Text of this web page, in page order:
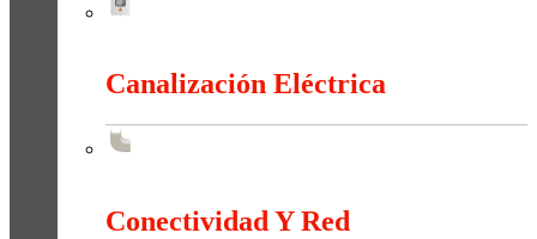
Canalización Eléctrica
Conectividad Y Red